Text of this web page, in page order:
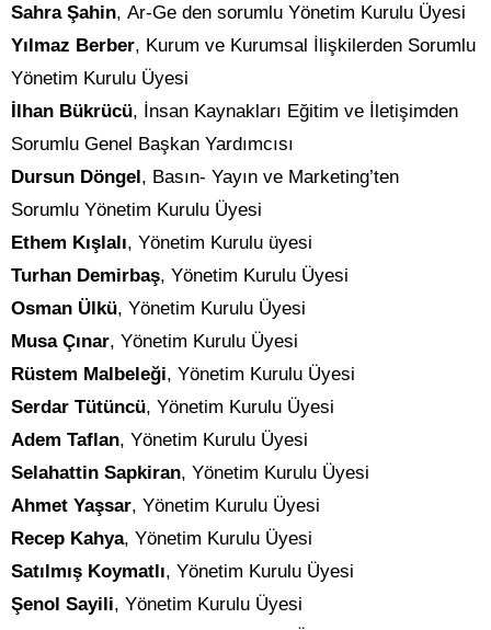
Sahra Şahin, Ar-Ge den sorumlu Yönetim Kurulu Üyesi
Yılmaz Berber, Kurum ve Kurumsal İlişkilerden Sorumlu
Yönetim Kurulu Üyesi
İlhan Bükrücü, İnsan Kaynakları Eğitim ve İletişimden
Sorumlu Genel Başkan Yardımcısı
Dursun Döngel, Basın- Yayın ve Marketing’ten
Sorumlu Yönetim Kurulu Üyesi
Ethem Kışlalı, Yönetim Kurulu üyesi
Turhan Demirbaş, Yönetim Kurulu Üyesi
Osman Ülkü, Yönetim Kurulu Üyesi
Musa Çınar, Yönetim Kurulu Üyesi
Rüstem Malbeleği, Yönetim Kurulu Üyesi
Serdar Tütüncü, Yönetim Kurulu Üyesi
Adem Taflan, Yönetim Kurulu Üyesi
Selahattin Sapkiran, Yönetim Kurulu Üyesi
Ahmet Yaşsar, Yönetim Kurulu Üyesi
Recep Kahya, Yönetim Kurulu Üyesi
Satılmış Koymatlı, Yönetim Kurulu Üyesi
Şenol Sayili, Yönetim Kurulu Üyesi